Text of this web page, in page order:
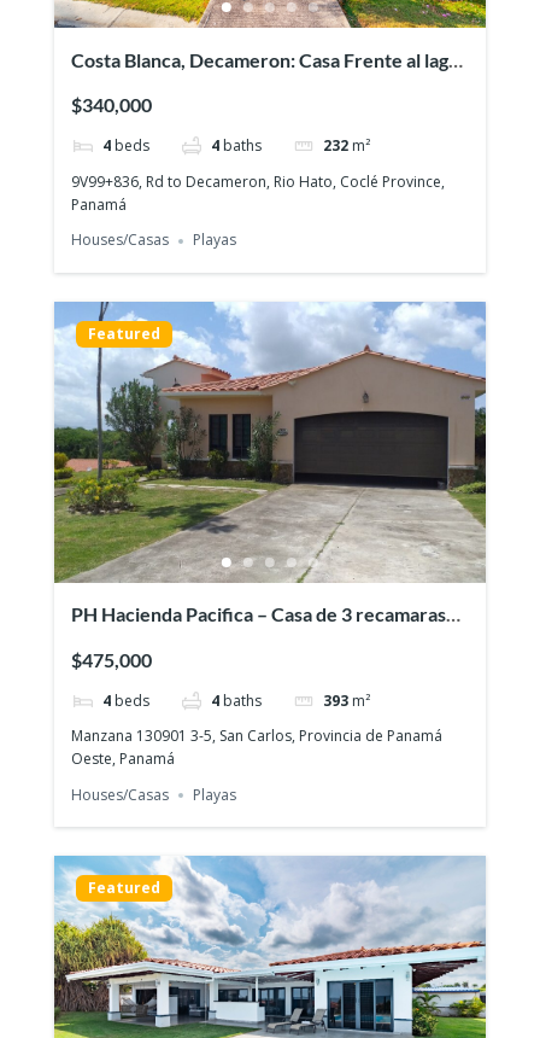
Costa Blanca, Decameron: Casa Frente al lago,
$340,000
4 beds 4 baths 232 m²
9V99+836, Rd to Decameron, Rio Hato, Coclé Province,
Panamá
Houses/Casas
Playas
Featured
PH Hacienda Pacifica – Casa de 3 recamaras
$475,000
4 beds 4 baths 393 m²
Manzana 130901 3-5, San Carlos, Provincia de Panamá
Oeste, Panamá
Houses/Casas
Playas
Featured